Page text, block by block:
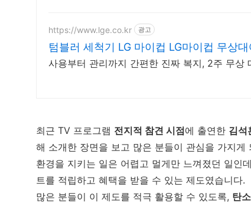
https://www.lge.co.kr 광고
텀블러 세척기 LG 마이컵 LG마이컵 무상대
사용부터 관리까지 간편한 진짜 복지, 2주 무상
최근 TV 프로그램 전지적 참견 시점에 출연한 김석
해 소개한 장면을 보고 많은 분들이 관심을 가지게
환경을 지키는 일은 어렵고 멀게만 느껴졌던 일인
트를 적립하고 혜택을 받을 수 있는 제도였습니다.
많은 분들이 이 제도를 적극 활용할 수 있도록, 탄